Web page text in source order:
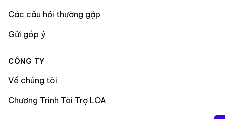
Các câu hỏi thường gặp
Gửi góp ý
CÔNG TY
Về chúng tôi
Chương Trình Tài Trợ LOA